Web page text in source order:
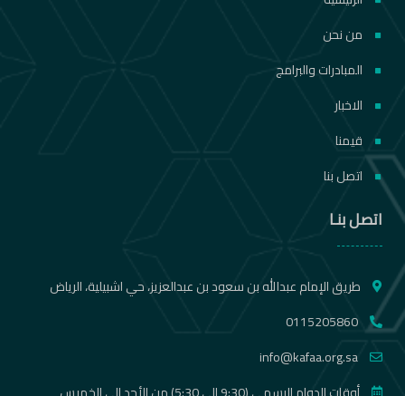
من نحن
المبادرات والبرامج
الاخبار
قيمنا
اتصل بنا
اتصل بنـا
طريق الإمام عبدالله بن سعود بن عبدالعزيز، حي اشبيلية، الرياض
0115205860
info@kafaa.org.sa